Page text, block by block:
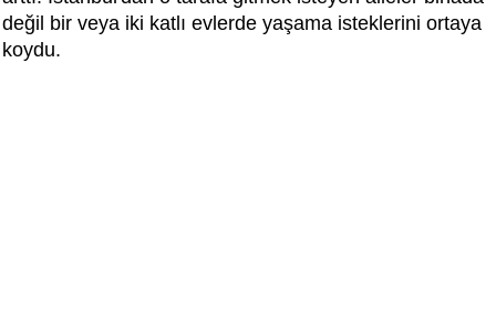
değil bir veya iki katlı evlerde yaşama isteklerini ortaya
koydu.